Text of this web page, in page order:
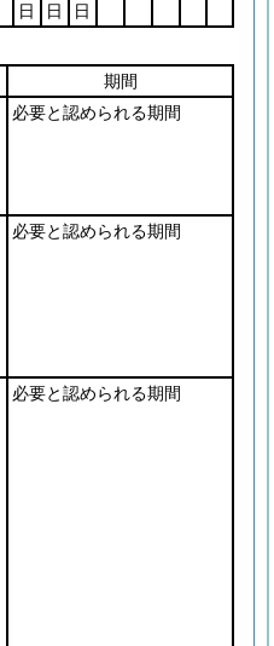
日
日
日
期間
必要と認められる期間
必要と認められる期間
必要と認められる期間